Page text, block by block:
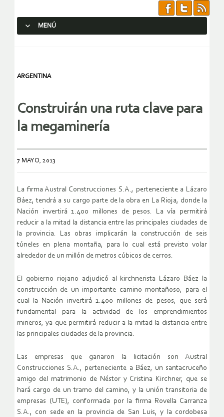
MENÚ
ARGENTINA
Construirán una ruta clave para
la megaminería
7 MAYO, 2013
La firma Austral Construcciones S.A., perteneciente a Lázaro
Báez, tendrá a su cargo parte de la obra en La Rioja, donde la
Nación invertirá 1.400 millones de pesos. La vía permitirá
reducir a la mitad la distancia entre las principales ciudades de
la provincia. Las obras implicarán la construcción de seis
túneles en plena montaña, para lo cual está previsto volar
alrededor de un millón de metros cúbicos de cerros.
El gobierno riojano adjudicó al kirchnerista Lázaro Báez la
construcción de un importante camino montañoso, para el
cual la Nación invertirá 1.400 millones de pesos, que será
fundamental para la actividad de los emprendimientos
mineros, ya que permitirá reducir a la mitad la distancia entre
las principales ciudades de la provincia.
Las empresas que ganaron la licitación son Austral
Construcciones S.A., perteneciente a Báez, un santacruceño
amigo del matrimonio de Néstor y Cristina Kirchner, que se
hará cargo de un tramo del camino, y la unión transitoria de
empresas (UTE), conformada por la firma Rovella Carranza
S.A., con sede en la provincia de San Luis, y la cordobesa